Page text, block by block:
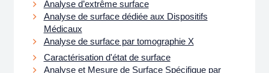
Analyse d’extrême surface
Analyse de surface dédiée aux Dispositifs
Médicaux
Analyse de surface par tomographie X
Caractérisation d'état de surface
Analyse et Mesure de Surface Spécifique par